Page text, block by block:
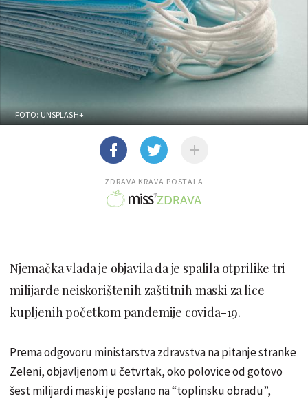
FOTO: UNSPLASH+
ZDRAVA KRAVA POSTALA
Njemačka vlada je objavila da je spalila otprilike tri
milijarde neiskorištenih zaštitnih maski za lice
kupljenih početkom pandemije covida-19.
Prema odgovoru ministarstva zdravstva na pitanje stranke
Zeleni, objavljenom u četvrtak, oko polovice od gotovo
šest milijardi maski je poslano na “toplinsku obradu”,